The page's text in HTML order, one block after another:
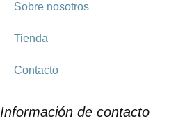
Sobre nosotros
Tienda
Contacto
Información de contacto